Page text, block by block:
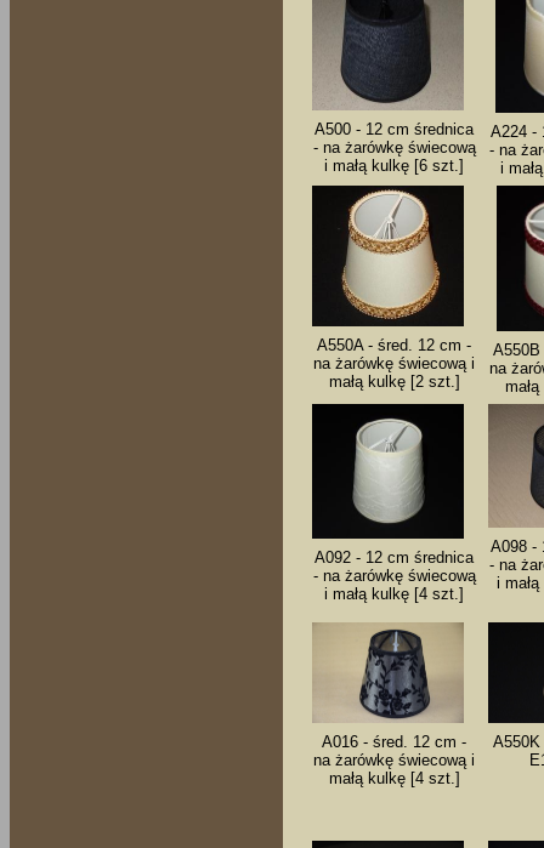
A500 - 12 cm średnica
- na żarówkę świecową
i małą kulkę [6 szt.]
A224 -
- na
i
A550A - śred. 12 cm -
na żarówkę świecową i
małą kulkę [2 szt.]
na
A092 - 12 cm średnica
- na żarówkę świecową
i małą kulkę [4 szt.]
A098 -
- na
i
A016 - śred. 12 cm -
na żarówkę świecową i
małą kulkę [4 szt.]